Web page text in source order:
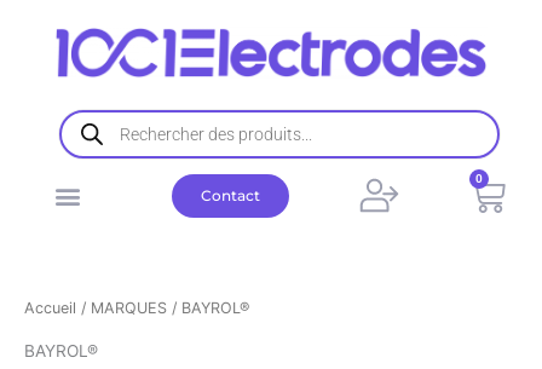
contenu
Recherche
de
produits
Contact
0
Accueil / MARQUES / BAYROL®
BAYROL®
popularité